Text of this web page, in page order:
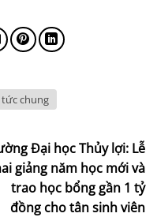
tức chung
Đại học Thủy lợi: Lễ
giảng năm học mới và
trao học bổng gần 1 tỷ
đồng cho tân sinh viên